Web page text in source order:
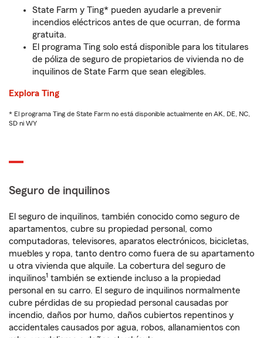
State Farm y Ting* pueden ayudarle a prevenir
incendios eléctricos antes de que ocurran, de forma
gratuita.
El programa Ting solo está disponible para los titulares
de póliza de seguro de propietarios de vivienda no de
inquilinos de State Farm que sean elegibles.
Explora Ting
* El programa Ting de State Farm no está disponible actualmente en AK, DE, NC,
SD ni WY
Seguro de inquilinos
El seguro de inquilinos, también conocido como seguro de
apartamentos, cubre su propiedad personal, como
computadoras, televisores, aparatos electrónicos, bicicletas,
muebles y ropa, tanto dentro como fuera de su apartamento
u otra vivienda que alquile. La cobertura del seguro de
inquilinos1 también se extiende incluso a la propiedad
personal en su carro. El seguro de inquilinos normalmente
cubre pérdidas de su propiedad personal causadas por
incendio, daños por humo, daños cubiertos repentinos y
accidentales causados por agua, robos, allanamientos con